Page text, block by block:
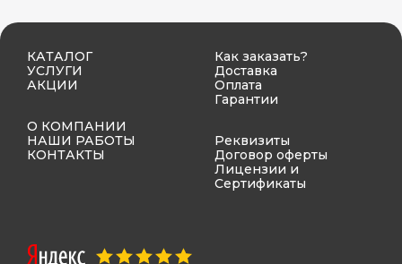
КАТАЛОГ
УСЛУГИ
АКЦИИ
О КОМПАНИИ
НАШИ РАБОТЫ
КОНТАКТЫ
Как заказать?
Доставка
Оплата
Гарантии
Реквизиты
Договор оферты
Лицензии и
Сертификаты